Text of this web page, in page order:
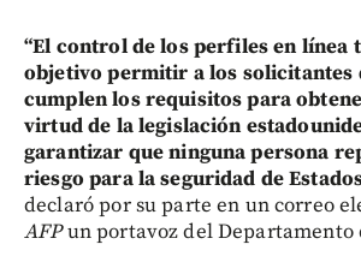
“El control de los perfiles en línea
objetivo permitir a los solicitantes
cumplen los requisitos para
virtud de la legislación
garantizar que ninguna persona
riesgo para la seguridad de
declaró por su parte en un correo
AFPun portavoz del Departamento